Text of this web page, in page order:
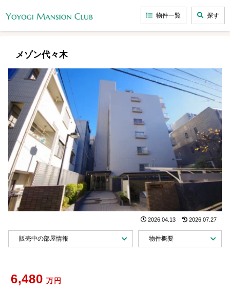
物件一覧 探す
メゾン代々木
2026.04.13 2026.07.27
販売中の部屋情報 物件概要
6,480 万円